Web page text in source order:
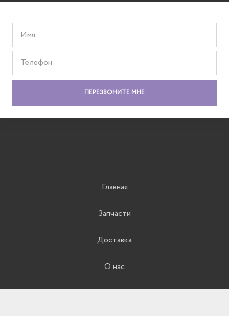
Главная
Запчасти
Доставка
О нас
Контакты